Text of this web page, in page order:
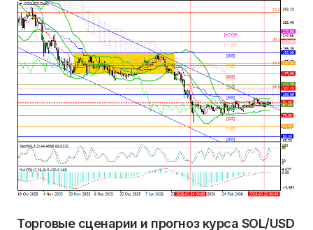
Торговые сценарии и прогноз курса SOL/USD